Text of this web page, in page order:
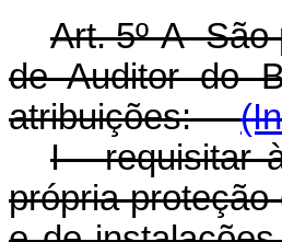
Art. 5º-A São
de Auditor do
atribuições:
I - requisitar
própria